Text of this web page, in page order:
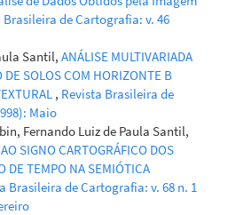
Brasileira de Cartografia: v. 46
Santil, ANÁLISE MULTIVARIADA
DE SOLOS COM HORIZONTE B
, Revista Brasileira de
Maio
Fernando Luiz de Paula Santil,
SIGNO CARTOGRÁFICO DOS
DE TEMPO NA SEMIÓTICA
Brasileira de Cartografia: v. 68 n. 1